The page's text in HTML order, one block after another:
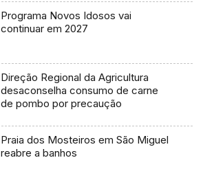
Programa Novos Idosos vai
continuar em 2027
Direção Regional da Agricultura
desaconselha consumo de carne
de pombo por precaução
Praia dos Mosteiros em São Miguel
reabre a banhos